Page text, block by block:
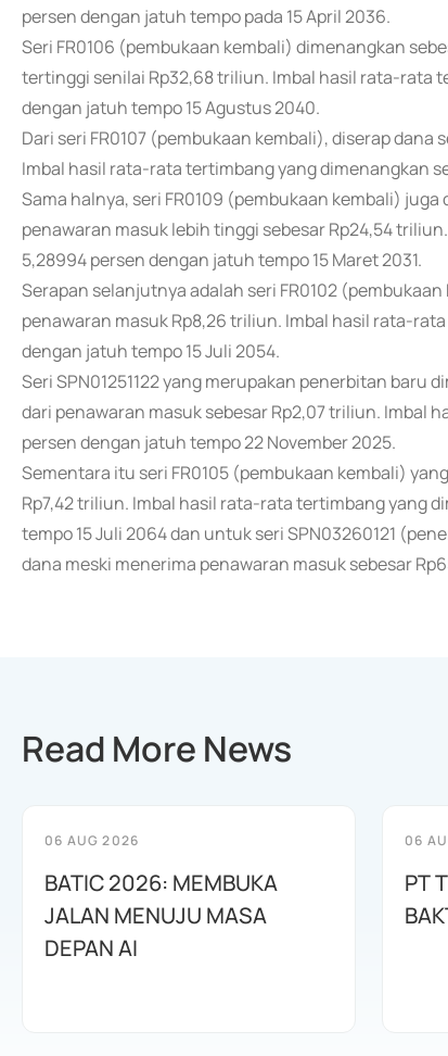
persen dengan jatuh tempo pada 15 April 2036.
Seri FR0106 (pembukaan kembali) dimenangkan
tertinggi senilai Rp32,68 triliun. Imbal hasil rata-rata
dengan jatuh tempo 15 Agustus 2040.
Dari seri FR0107 (pembukaan kembali), diserap
Imbal hasil rata-rata tertimbang yang dimenangkan
Sama halnya, seri FR0109 (pembukaan kembali)
penawaran masuk lebih tinggi sebesar Rp24,54
5,28994 persen dengan jatuh tempo 15 Maret 2031.
Serapan selanjutnya adalah seri FR0102
penawaran masuk Rp8,26 triliun. Imbal hasil rata-
dengan jatuh tempo 15 Juli 2054.
Seri SPN01251122 yang merupakan penerbitan baru
dari penawaran masuk sebesar Rp2,07 triliun. Imbal
persen dengan jatuh tempo 22 November 2025.
Sementara itu seri FR0105 (pembukaan kembali)
Rp7,42 triliun. Imbal hasil rata-rata tertimbang yang
tempo 15 Juli 2064 dan untuk seri SPN03260121
dana meski menerima penawaran masuk sebesar
Read More News
06 AUG 2026
BATIC 2026: MEMBUKA
JALAN MENUJU MASA
DEPAN AI
06
PT